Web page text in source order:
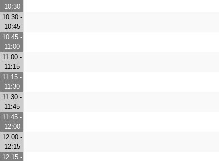
10:30
10:30 -
10:45
10:45 -
11:00
11:00 -
11:15
11:15 -
11:30
11:30 -
11:45
11:45 -
12:00
12:00 -
12:15
12:15 -